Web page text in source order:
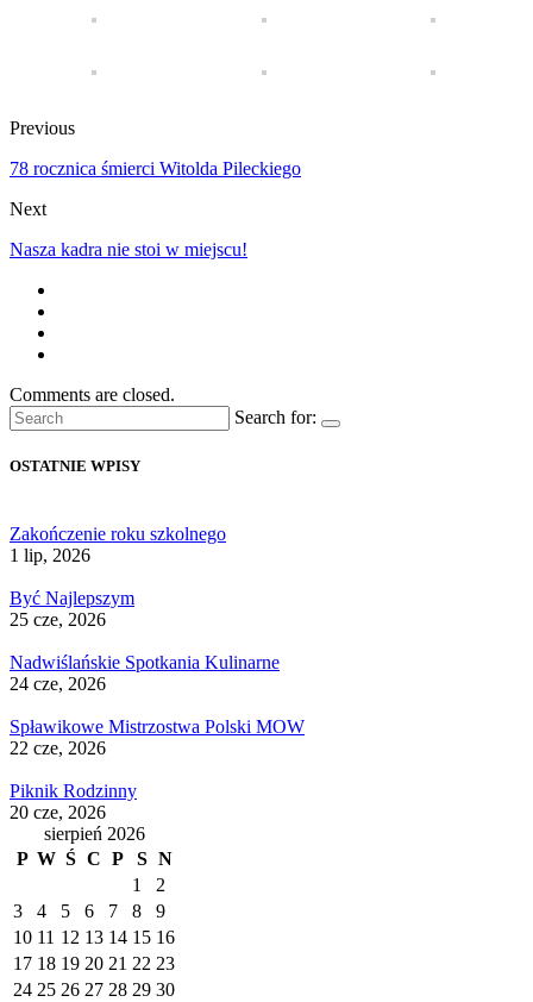
Previous
78 rocznica śmierci Witolda Pileckiego
Next
Nasza kadra nie stoi w miejscu!
Comments are closed.
Search for:
OSTATNIE WPISY
Zakończenie roku szkolnego
1 lip, 2026
Być Najlepszym
25 cze, 2026
Nadwiślańskie Spotkania Kulinarne
24 cze, 2026
Spławikowe Mistrzostwa Polski MOW
22 cze, 2026
Piknik Rodzinny
20 cze, 2026
sierpień 2026
P W Ś C P S N
1
2
3
4 5 6 7 8
9
10 11 12 13 14 15 16
17 18 19 20 21 22 23
24 25 26 27 28 29 30